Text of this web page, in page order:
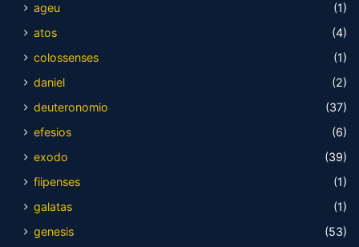
ageu
(1)
atos
(4)
colossenses
(1)
daniel
(2)
deuteronomio
(37)
efesios
(6)
exodo
(39)
fiipenses
(1)
galatas
(1)
genesis
(53)